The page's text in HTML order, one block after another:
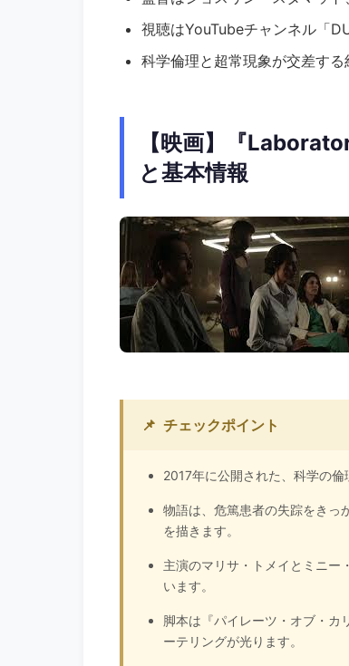
視聴はYouTubeチャンネル「
科学倫理と超常現象が交差す
【映画】『
と基本情報
📌 チェックポイント
2017年に公開された、科学の倫
物語は、危篤患者の失踪をきっ
を描きます。
主演のマリサ・トメイとミニー
います。
脚本は『パイレーツ・オブ・カ
ーテリングが光ります。